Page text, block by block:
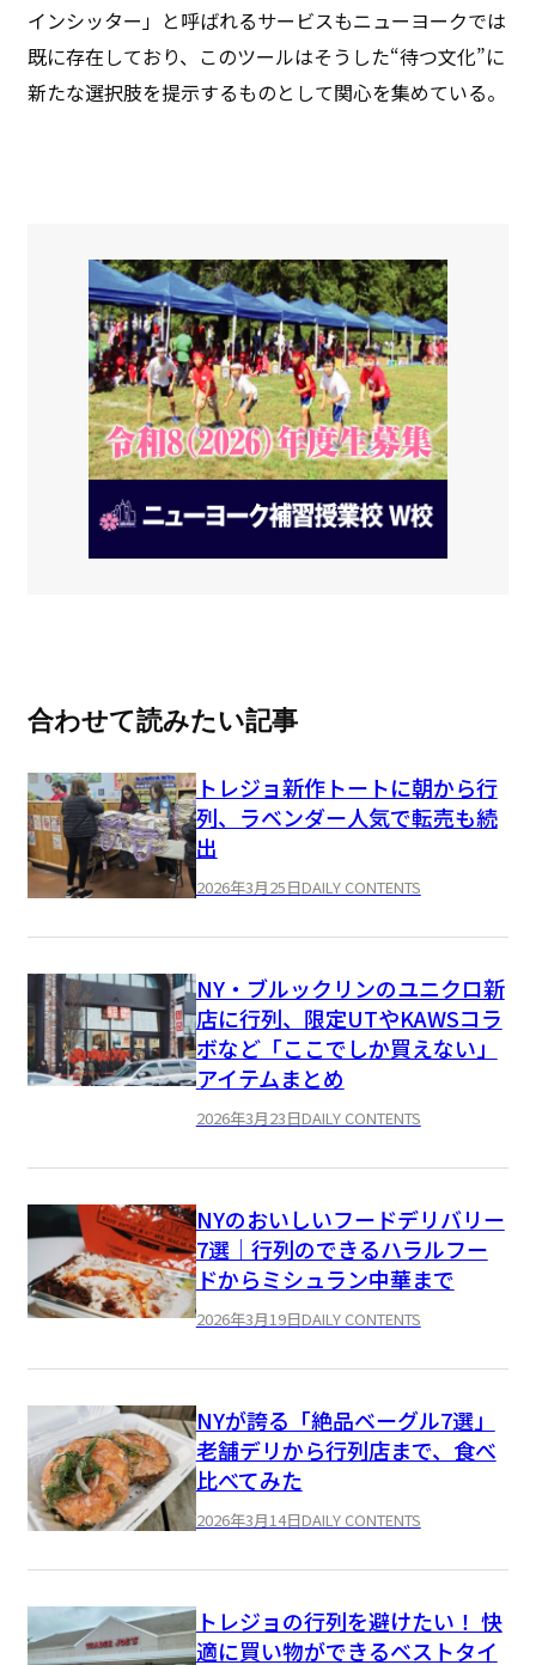
インシッター」と呼ばれるサービスもニューヨークでは
既に存在しており、このツールはそうした“待つ文化”に
新たな選択肢を提示するものとして関心を集めている。
合わせて読みたい記事
トレジョ新作トートに朝から行
列、ラベンダー人気で転売も続
出
2026年3月25日DAILY CONTENTS
NY・ブルックリンのユニクロ新
店に行列、限定UTやKAWSコラ
ボなど「ここでしか買えない」
アイテムまとめ
2026年3月23日DAILY CONTENTS
NYのおいしいフードデリバリー
7選｜行列のできるハラルフー
ドからミシュラン中華まで
2026年3月19日DAILY CONTENTS
NYが誇る「絶品ベーグル7選」
老舗デリから行列店まで、食べ
比べてみた
2026年3月14日DAILY CONTENTS
トレジョの行列を避けたい！ 快
適に買い物ができるベストタイ